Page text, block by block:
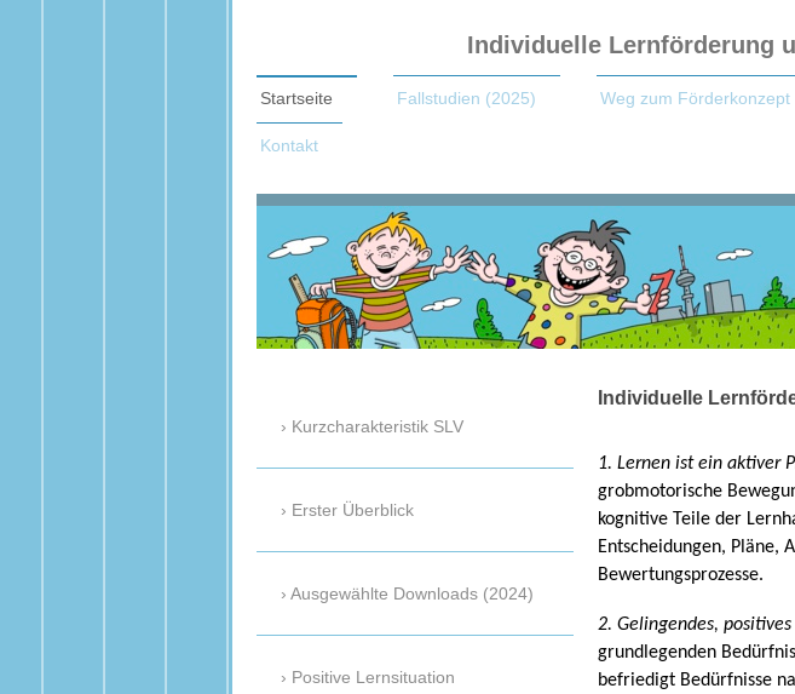
Individuelle Lernförderung
Startseite Fallstudien (2025) Weg zum Förderkonzept
Kontakt
Individuelle
1. Lernen ist ein aktiver
grobmotorische
kognitive Teile der
Entscheidungen, Pläne,
Bewertungsprozesse.
2. Gelingendes,
grundlegenden
befriedigt Bedürfnisse
Kurzcharakteristik SLV
Erster Überblick
Ausgewählte Downloads (2024)
Positive Lernsituation